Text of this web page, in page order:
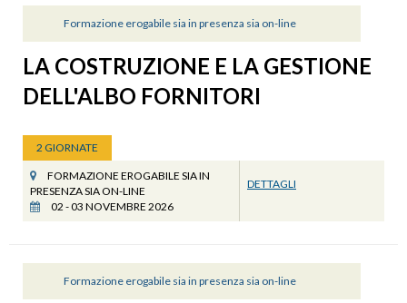
Formazione erogabile sia in presenza sia on-line
LA COSTRUZIONE E LA GESTIONE
DELL'ALBO FORNITORI
2 GIORNATE
FORMAZIONE EROGABILE SIA IN
PRESENZA SIA ON-LINE
02 - 03 NOVEMBRE 2026
DETTAGLI
Formazione erogabile sia in presenza sia on-line